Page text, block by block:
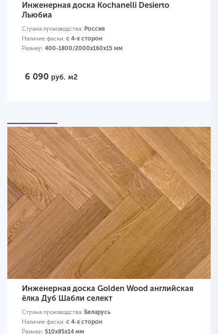
Инженерная доска Kochanelli Desierto
Льюбиа
Страна производства: Россия
Наличие фаски: с 4-х сторон
Размер: 400-1800/2000х160х15 мм
6 090 руб. м2
Инженерная доска Golden Wood английская
ёлка Дуб Шабли селект
Страна производства: Беларусь
Наличие фаски: с 4-х сторон
Размер: 510х85х14 мм